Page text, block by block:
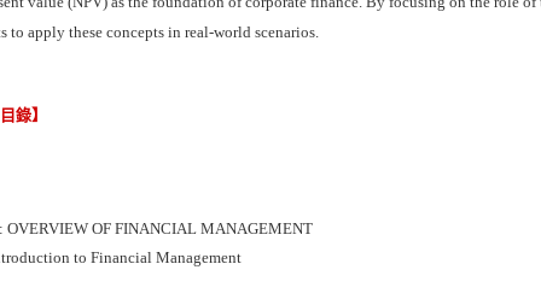
to apply these concepts in real-world scenarios.
錄】
OVERVIEW OF FINANCIAL MANAGEMENT
to Financial Management